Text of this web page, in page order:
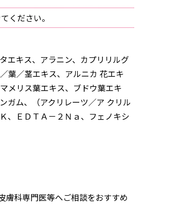
ください。
エキス、アラニン、カプリリルグ
葉／茎エキス、アルニカ 花エキ
メリス葉エキス、ブドウ葉エキ
ガム、（アクリレーツ／ア クリル
、ＥＤＴＡ－２Ｎａ、フェノキシ
科専門医等へご相談をおすすめ